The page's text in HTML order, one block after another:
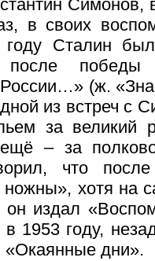
Симонов,
в своих
Сталин
победы
(ж.
из встреч с
за великий
– за
что
хотя на
издал
1953 году,
«Окаянные дни».